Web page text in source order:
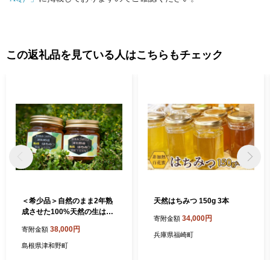
この返礼品を見ている人はこちらもチェック
＜希少品＞自然のまま2年熟
成させた100%天然の生はち
0】
寄附金額 38,000円
島根県津和野町
天然はちみつ 150g 3本
寄附金額 34,000円
兵庫県福崎町